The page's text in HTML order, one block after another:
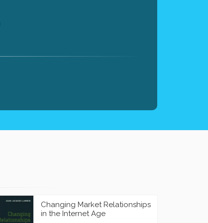
Changing Market Relationships
in the Internet Age